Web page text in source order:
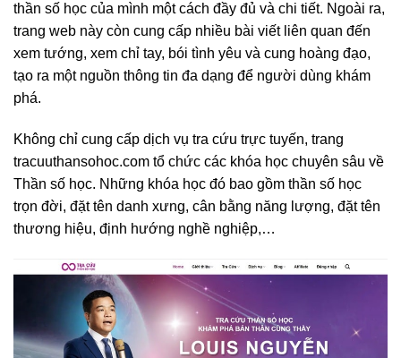
thần số học của mình một cách đầy đủ và chi tiết. Ngoài ra,
trang web này còn cung cấp nhiều bài viết liên quan đến
xem tướng, xem chỉ tay, bói tình yêu và cung hoàng đạo,
tạo ra một nguồn thông tin đa dạng để người dùng khám
phá.
Không chỉ cung cấp dịch vụ tra cứu trực tuyến, trang
tracuuthansohoc.com tổ chức các khóa học chuyên sâu về
Thần số học. Những khóa học đó bao gồm thần số học
trọn đời, đặt tên danh xưng, cân bằng năng lượng, đặt tên
thương hiệu, định hướng nghề nghiệp,…